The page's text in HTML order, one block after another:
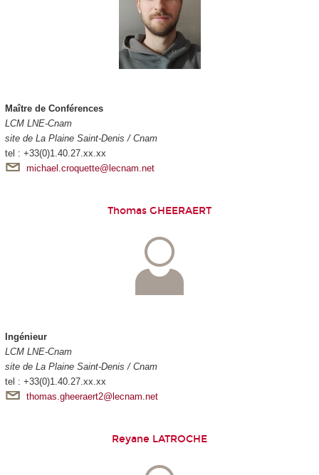
Maître de Conférences
LCM LNE-Cnam
site de La Plaine Saint-Denis / Cnam
tel : +33(0)1.40.27.xx.xx
michael.croquette@lecnam.net
Thomas GHEERAERT
Ingénieur
LCM LNE-Cnam
site de La Plaine Saint-Denis / Cnam
tel : +33(0)1.40.27.xx.xx
thomas.gheeraert2@lecnam.net
Reyane LATROCHE